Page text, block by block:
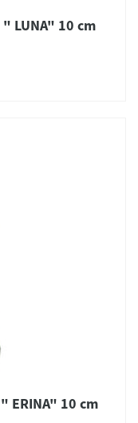
" LUNA" 10 cm
" ERINA" 10 cm